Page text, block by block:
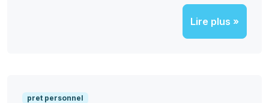
Lire plus »
pret personnel